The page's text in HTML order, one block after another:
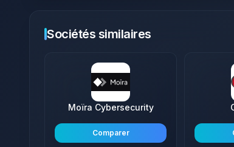
Sociétés similaires
Moïra Cybersecurity
Comparer